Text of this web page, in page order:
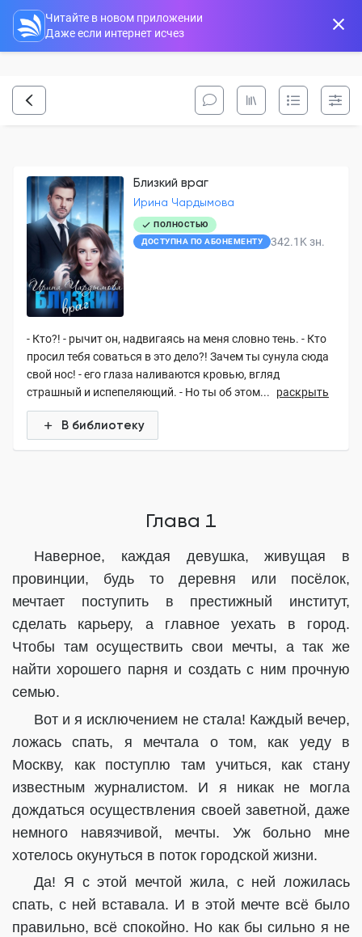
Читайте в новом приложении
Даже если интернет исчез
Близкий враг
Ирина Чардымова
ПОЛНОСТЬЮ
ДОСТУПНА ПО АБОНЕМЕНТУ
342.1K зн.
- Кто?! - рычит он, надвигаясь на меня словно тень. - Кто
просил тебя соваться в это дело?! Зачем ты сунула сюда
свой нос! - его глаза наливаются кровью, вгляд
страшный и испепеляющий. - Но ты об этом...
раскрыть
В библиотеку
Глава 1
Наверное, каждая девушка, живущая в
провинции, будь то деревня или посёлок,
мечтает поступить в престижный институт,
сделать карьеру, а главное уехать в город.
Чтобы там осуществить свои мечты, а так же
найти хорошего парня и создать с ним прочную
семью.
Вот и я исключением не стала! Каждый вечер,
ложась спать, я мечтала о том, как уеду в
Москву, как поступлю там учиться, как стану
известным журналистом. И я никак не могла
дождаться осуществления своей заветной, даже
немного навязчивой, мечты. Уж больно мне
хотелось окунуться в поток городской жизни.
Да! Я с этой мечтой жила, с ней ложилась
спать, с ней вставала. И в этой мечте всё было
правильно, всё спокойно. Но как бы сильно я не